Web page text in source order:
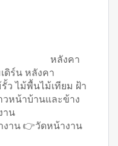
า
ดิร์น หลังคา
ว ไม้พื้นไม้เทียม ฝ้า
หน้าบ้านและข้าง
าน
าน 👉วัดหน้างาน